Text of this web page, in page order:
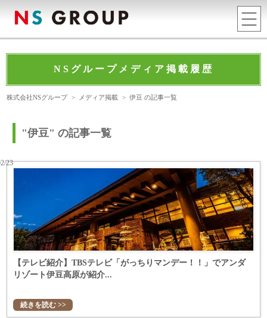
NSグループメディア掲載履歴
株式会社NSグループ > メディア掲載 >伊豆 の記事一覧
"伊豆" の記事一覧
【テレビ紹介】TBSテレビ「がっちりマンデー！！」でアンダ
リゾート伊豆高原が紹介...
23
続きを読む >>